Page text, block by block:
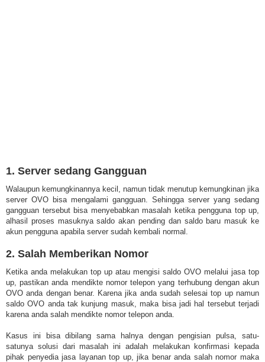
1. Server sedang Gangguan
Walaupun kemungkinannya kecil, namun tidak menutup kemungkinan jika
server OVO bisa mengalami gangguan. Sehingga server yang sedang
gangguan tersebut bisa menyebabkan masalah ketika pengguna top up,
alhasil proses masuknya saldo akan pending dan saldo baru masuk ke
akun pengguna apabila server sudah kembali normal.
2. Salah Memberikan Nomor
Ketika anda melakukan top up atau mengisi saldo OVO melalui jasa top
up, pastikan anda mendikte nomor telepon yang terhubung dengan akun
OVO anda dengan benar. Karena jika anda sudah selesai top up namun
saldo OVO anda tak kunjung masuk, maka bisa jadi hal tersebut terjadi
karena anda salah mendikte nomor telepon anda.
Kasus ini bisa dibilang sama halnya dengan pengisian pulsa, satu-
satunya solusi dari masalah ini adalah melakukan konfirmasi kepada
pihak penyedia jasa layanan top up, jika benar anda salah nomor maka